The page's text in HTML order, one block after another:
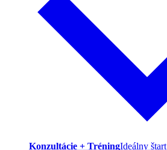
Konzultácie + TréningIdeálny štart